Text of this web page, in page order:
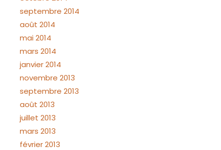
septembre 2014
août 2014
mai 2014
mars 2014
janvier 2014
novembre 2013
septembre 2013
août 2013
juillet 2013
mars 2013
février 2013